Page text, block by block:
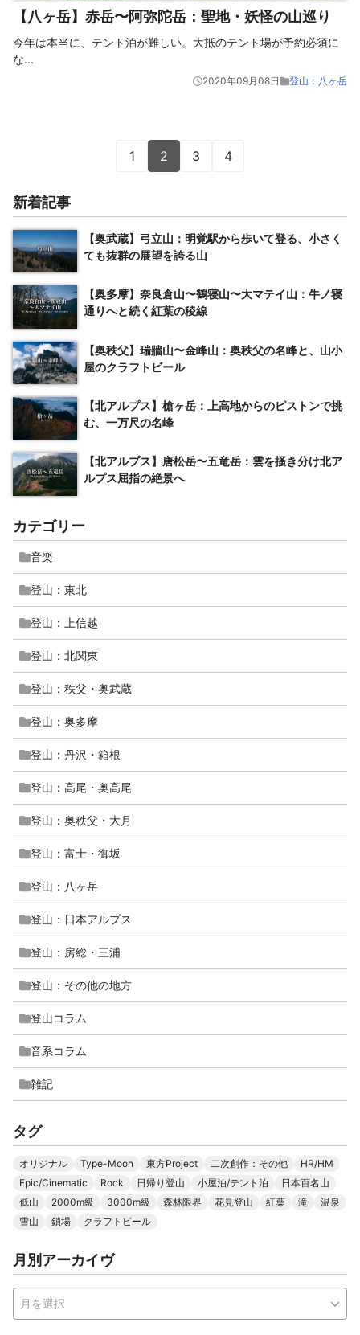
【八ヶ岳】赤岳〜阿弥陀岳：聖地・妖怪の山巡り
今年は本当に、テント泊が難しい。大抵のテント場が予約必須に
な...
2020年09月08日 登山：八ヶ岳
1 2 3 4
新着記事
【奥武蔵】弓立山：明覚駅から歩いて登る、小さく
ても抜群の展望を誇る山
【奥多摩】奈良倉山〜鶴寝山〜大マテイ山：牛ノ寝
通りへと続く紅葉の稜線
【奥秩父】瑞牆山〜金峰山：奥秩父の名峰と、山小
屋のクラフトビール
【北アルプス】槍ヶ岳：上高地からのピストンで挑
む、一万尺の名峰
【北アルプス】唐松岳〜五竜岳：雲を掻き分け北ア
ルプス屈指の絶景へ
カテゴリー
音楽
登山：東北
登山：上信越
登山：北関東
登山：秩父・奥武蔵
登山：奥多摩
登山：丹沢・箱根
登山：高尾・奥高尾
登山：奥秩父・大月
登山：富士・御坂
登山：八ヶ岳
登山：日本アルプス
登山：房総・三浦
登山：その他の地方
登山コラム
音系コラム
雑記
タグ
オリジナル Type-Moon 東方Project 二次創作：その他
HR/HM
Epic/Cinematic
Rock 日帰り登山 小屋泊/テント泊
日本百名山
低山
2000m級 3000m級 森林限界 花見登山 紅葉 滝
温泉
雪山
鎖場 クラフトビール
月別アーカイヴ